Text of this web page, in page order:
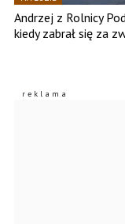
Andrzej z Rolnicy
kiedy zabrał się za